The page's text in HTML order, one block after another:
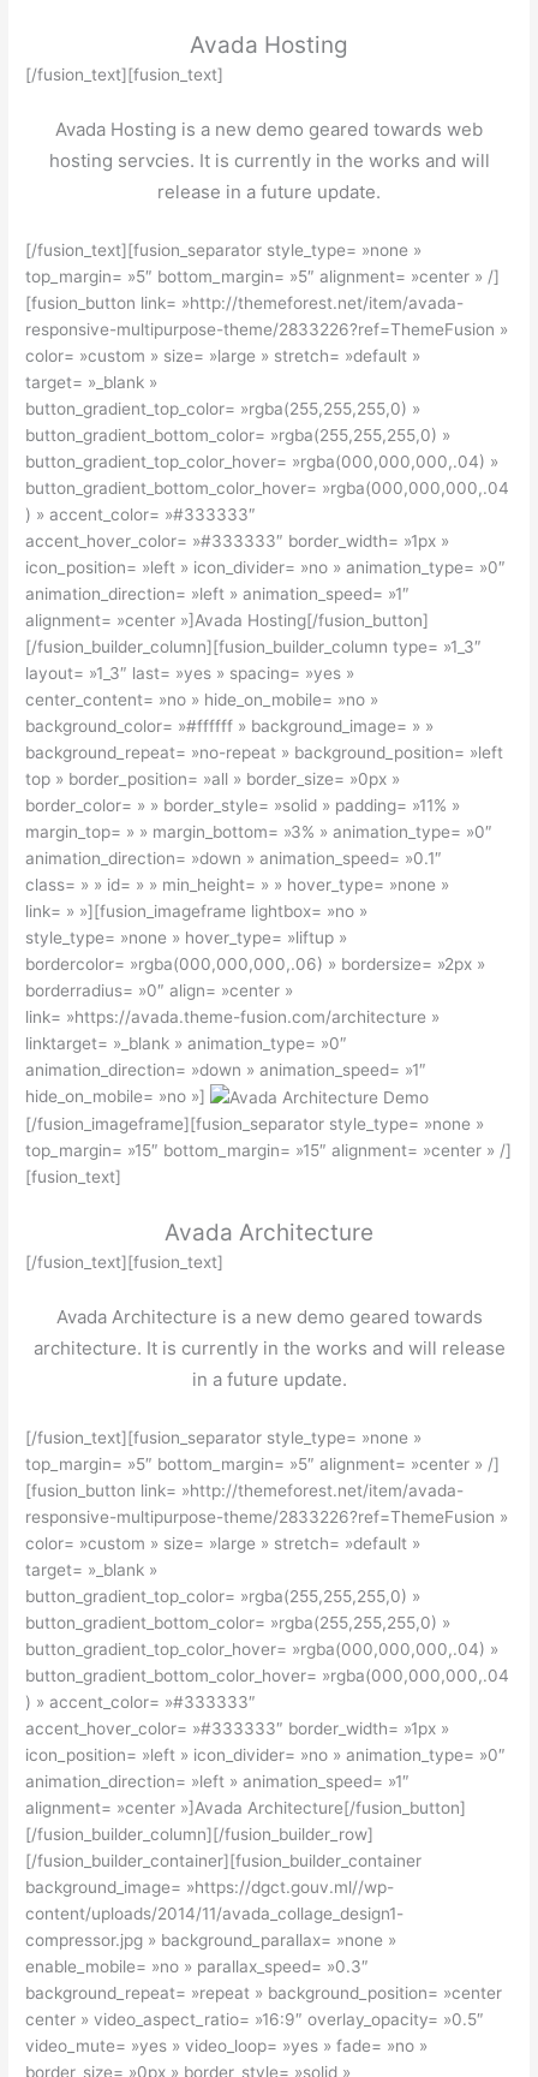
Avada Hosting
[/fusion_text][fusion_text]
Avada Hosting is a new demo geared towards web
hosting servcies. It is currently in the works and will
release in a future update.
[/fusion_text][fusion_separator style_type= »none »
top_margin= »5″ bottom_margin= »5″ alignment= »center » /]
[fusion_button link= »http://themeforest.net/item/avada-
responsive-multipurpose-theme/2833226?ref=ThemeFusion »
color= »custom » size= »large » stretch= »default »
target= »_blank »
button_gradient_top_color= »rgba(255,255,255,0) »
button_gradient_bottom_color= »rgba(255,255,255,0) »
button_gradient_top_color_hover= »rgba(000,000,000,.04) »
button_gradient_bottom_color_hover= »rgba(000,000,000,.04
) » accent_color= »#333333″
accent_hover_color= »#333333″ border_width= »1px »
icon_position= »left » icon_divider= »no » animation_type= »0″
animation_direction= »left » animation_speed= »1″
alignment= »center »]Avada Hosting[/fusion_button]
[/fusion_builder_column][fusion_builder_column type= »1_3″
layout= »1_3″ last= »yes » spacing= »yes »
center_content= »no » hide_on_mobile= »no »
background_color= »#ffffff » background_image= » »
background_repeat= »no-repeat » background_position= »left
top » border_position= »all » border_size= »0px »
border_color= » » border_style= »solid » padding= »11% »
margin_top= » » margin_bottom= »3% » animation_type= »0″
animation_direction= »down » animation_speed= »0.1″
class= » » id= » » min_height= » » hover_type= »none »
link= » »][fusion_imageframe lightbox= »no »
style_type= »none » hover_type= »liftup »
bordercolor= »rgba(000,000,000,.06) » bordersize= »2px »
borderradius= »0″ align= »center »
link= »https://avada.theme-fusion.com/architecture »
linktarget= »_blank » animation_type= »0″
animation_direction= »down » animation_speed= »1″
hide_on_mobile= »no »]
[/fusion_imageframe][fusion_separator style_type= »none »
top_margin= »15″ bottom_margin= »15″ alignment= »center » /]
[fusion_text]
Avada Architecture
[/fusion_text][fusion_text]
Avada Architecture is a new demo geared towards
architecture. It is currently in the works and will release
in a future update.
[/fusion_text][fusion_separator style_type= »none »
top_margin= »5″ bottom_margin= »5″ alignment= »center » /]
[fusion_button link= »http://themeforest.net/item/avada-
responsive-multipurpose-theme/2833226?ref=ThemeFusion »
color= »custom » size= »large » stretch= »default »
target= »_blank »
button_gradient_top_color= »rgba(255,255,255,0) »
button_gradient_bottom_color= »rgba(255,255,255,0) »
button_gradient_top_color_hover= »rgba(000,000,000,.04) »
button_gradient_bottom_color_hover= »rgba(000,000,000,.04
) » accent_color= »#333333″
accent_hover_color= »#333333″ border_width= »1px »
icon_position= »left » icon_divider= »no » animation_type= »0″
animation_direction= »left » animation_speed= »1″
alignment= »center »]Avada Architecture[/fusion_button]
[/fusion_builder_column][/fusion_builder_row]
[/fusion_builder_container][fusion_builder_container
background_image= »https://dgct.gouv.ml//wp-
content/uploads/2014/11/avada_collage_design1-
compressor.jpg » background_parallax= »none »
enable_mobile= »no » parallax_speed= »0.3″
background_repeat= »repeat » background_position= »center
center » video_aspect_ratio= »16:9″ overlay_opacity= »0.5″
video_mute= »yes » video_loop= »yes » fade= »no »
border_size= »0px » border_style= »solid »